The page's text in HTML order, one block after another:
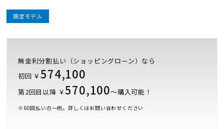
限定モデル
無金利分割払い（ショッピングローン）なら
初回 ￥574,100
第2回目以降 ￥570,100～購入可能！
※ 60回払いの一例。詳しくはお問い合わせください